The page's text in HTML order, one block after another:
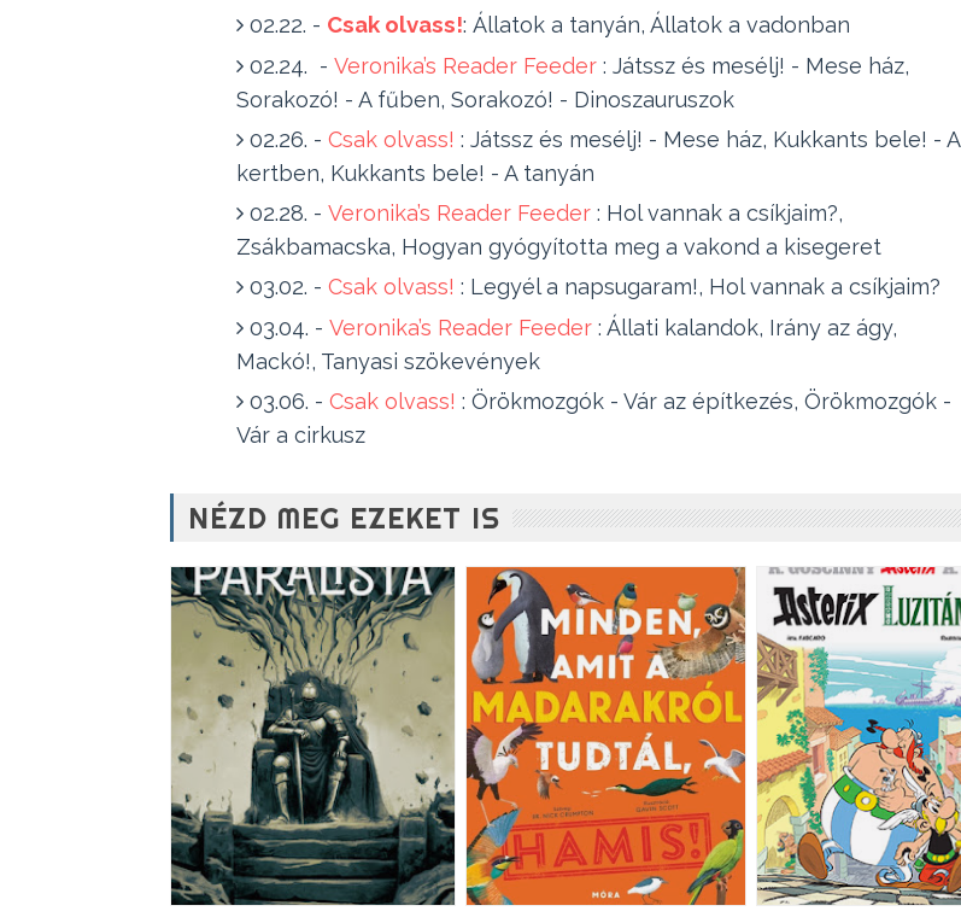
02.22. - Csak olvass!: Állatok a tanyán, Állatok a vadonban
02.24.  - Veronika’s Reader Feeder : Játssz és mesélj! - Mese ház,
Sorakozó! - A fűben, Sorakozó! - Dinoszauruszok
02.26. - Csak olvass! : Játssz és mesélj! - Mese ház, Kukkants bele! - A
kertben, Kukkants bele! - A tanyán
02.28. - Veronika’s Reader Feeder : Hol vannak a csíkjaim?,
Zsákbamacska, Hogyan gyógyította meg a vakond a kisegeret
03.02. - Csak olvass! : Legyél a napsugaram!, Hol vannak a csíkjaim?
03.04. - Veronika’s Reader Feeder : Állati kalandok, Irány az ágy,
Mackó!, Tanyasi szökevények
03.06. - Csak olvass! : Örökmozgók - Vár az építkezés, Örökmozgók -
Vár a cirkusz
NÉZD MEG EZEKET IS